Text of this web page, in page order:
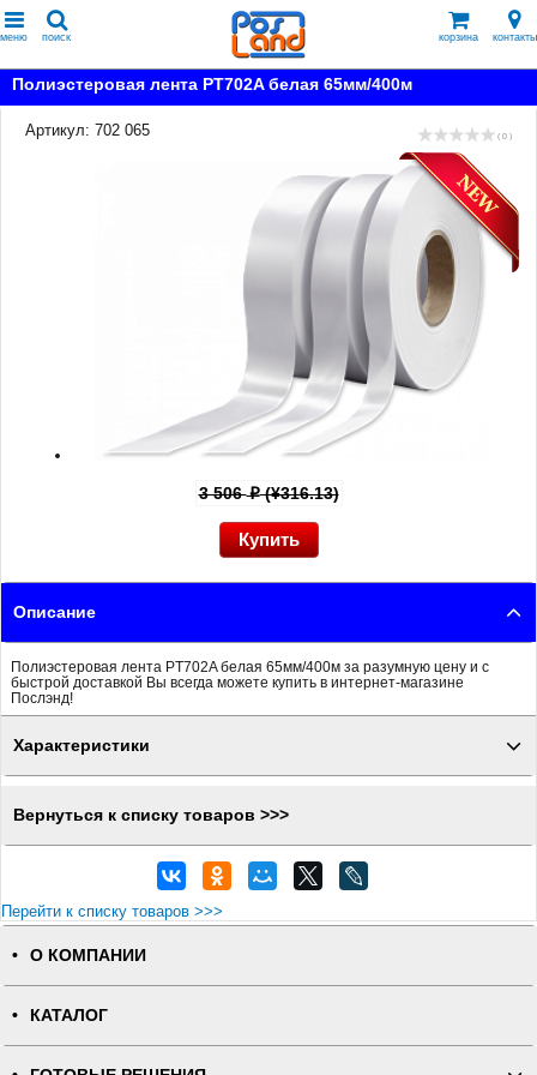
меню поиск корзина контакты
Полиэстеровая лента PT702A белая 65мм/400м
Артикул: 702 065 ( 0 )
3 506p(¥316.13)
Описание
Полиэстеровая лента PT702A белая 65мм/400м за разумную цену и с
быстрой доставкой Вы всегда можете купить в интернет-магазине
Послэнд!
Характеристики
Вернуться к списку товаров >>>
Перейти к списку товаров >>>
О КОМПАНИИ
КАТАЛОГ